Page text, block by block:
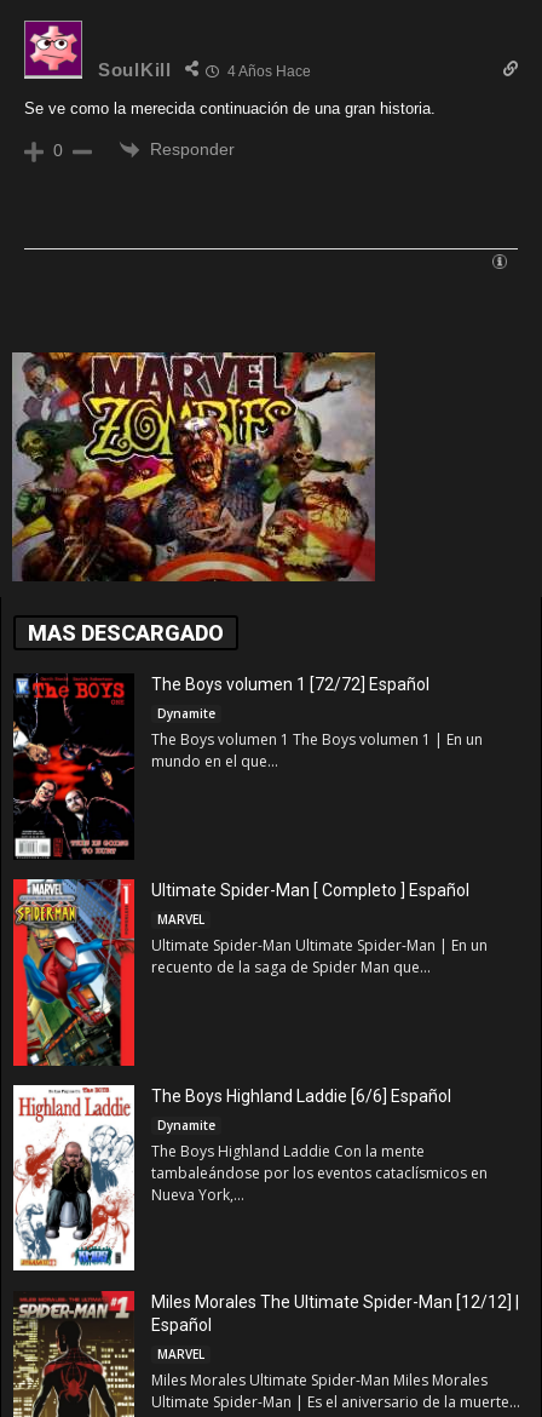
SoulKill 4 Años Hace
Se ve como la merecida continuación de una gran historia.
0 Responder
MAS DESCARGADO
The Boys volumen 1 [72/72] Español
Dynamite
The Boys volumen 1 The Boys volumen 1 | En un
mundo en el que...
Ultimate Spider-Man [ Completo ] Español
MARVEL
Ultimate Spider-Man Ultimate Spider-Man | En un
recuento de la saga de Spider Man que...
The Boys Highland Laddie [6/6] Español
Dynamite
The Boys Highland Laddie Con la mente
tambaleándose por los eventos cataclísmicos en
Nueva York,...
Miles Morales The Ultimate Spider-Man [12/12] |
Español
MARVEL
Miles Morales Ultimate Spider-Man Miles Morales
Ultimate Spider-Man | Es el aniversario de la muerte...